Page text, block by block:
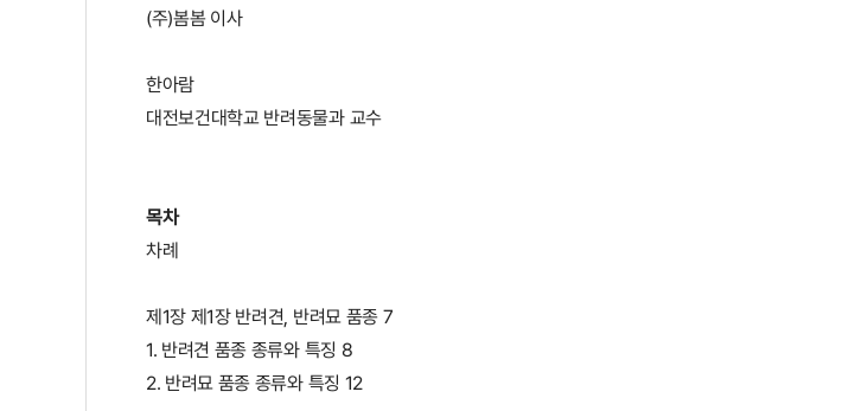
(주)봄봄 이사
한아람
대전보건대학교 반려동물과 교수
목차
차례
제1장 제1장 반려견, 반려묘 품종 7
1. 반려견 품종 종류와 특징 8
2. 반려묘 품종 종류와 특징 12